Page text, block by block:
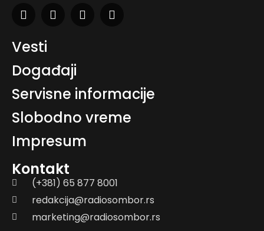
Vesti
Događaji
Servisne informacije
Slobodno vreme
Impresum
Kontakt
(+381) 65 877 8001
redakcija@radiosombor.rs
marketing@radiosombor.rs